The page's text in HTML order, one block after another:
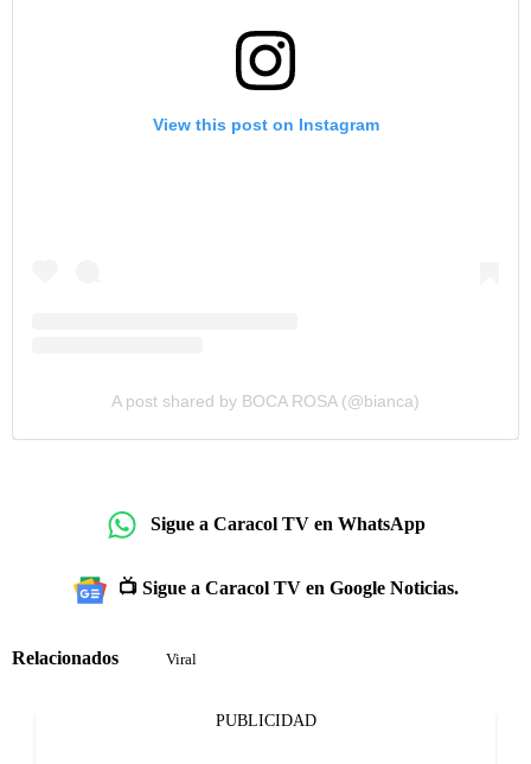
View this post on Instagram
A post shared by BOCA ROSA (@bianca)
Sigue a Caracol TV en WhatsApp
📺 Sigue a Caracol TV en Google Noticias.
Relacionados Viral
PUBLICIDAD